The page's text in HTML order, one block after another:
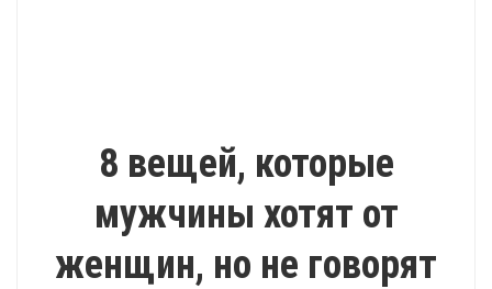
8 вещей, которые
мужчины хотят от
женщин, но не говорят